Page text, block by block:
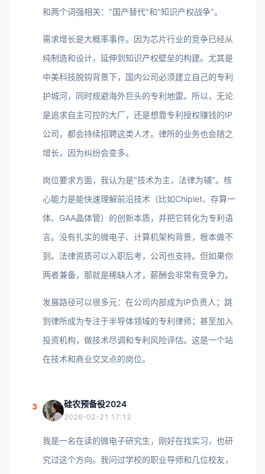
和两个词强相关："国产替代"和"知识产权战争"。
需求增长是大概率事件。因为芯片行业的竞争已经从
纯制造和设计，延伸到知识产权壁垒的构建。尤其是
中美科技脱钩背景下，国内公司必须建立自己的专利
护城河，同时规避海外巨头的专利地雷。所以，无论
是追求自主可控的大厂，还是想靠专利授权赚钱的IP
公司，都会持续招聘这类人才。律所的业务也会随之
增长，因为纠纷会变多。
岗位要求方面，我认为是"技术为主，法律为辅"。核
心能力是能快速理解前沿技术（比如Chiplet、存算一
体、GAA晶体管）的创新本质，并把它转化为专利语
言。没有扎实的微电子、计算机架构背景，根本做不
到。法律资质可以入职后考，公司也支持。但如果你
两者兼备，那就是稀缺人才，薪酬会非常有竞争力。
发展路径可以很多元：在公司内部成为IP负责人；跳
到律所成为专注于半导体领域的专利律师；甚至加入
投资机构，做技术尽调和专利风险评估。这是一个站
在技术和商业交叉点的岗位。
3 硅农预备役2024
2026-02-21 17:12
我是一名在读的微电子研究生，刚好在找实习，也研
究过这个方向。我问过学校的职业导师和几位校友，